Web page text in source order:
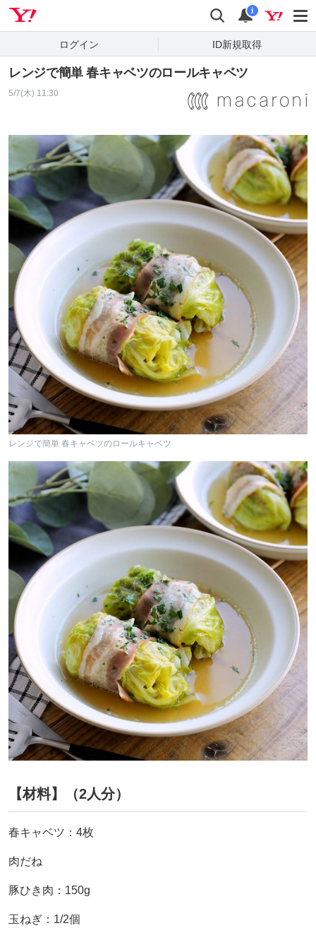
検索 通知
i
ログイン ID新規取得
レンジで簡単 春キャベツのロールキャベツ
5/7(木) 11:30
レンジで簡単 春キャベツのロールキャベツ
【材料】（2人分）
春キャベツ：4枚
肉だね
豚ひき肉：150g
玉ねぎ：1/2個